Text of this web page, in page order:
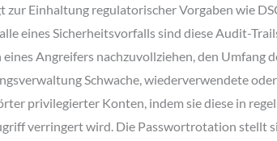
Einhaltung regulatorischer Vorgaben wie
eines Sicherheitsvorfalls sind diese Audit-
Angreifers nachzuvollziehen, den Umfang
Schwache, wiederverwendete
privilegierter Konten, indem sie diese in
verringert wird. Die Passwortrotation stellt